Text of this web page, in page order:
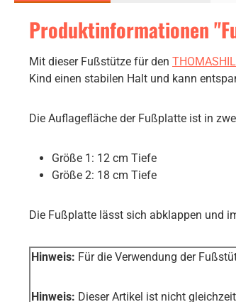
Produktinformationen
Mit dieser Fußstütze für den
Kind einen stabilen Halt und kann
Die Auflagefläche der Fußplatte ist in
Größe 1: 12 cm Tiefe
Größe 2: 18 cm Tiefe
Die Fußplatte lässt sich abklappen und
Hinweis: Für die Verwendung der
Hinweis: Dieser Artikel ist nicht